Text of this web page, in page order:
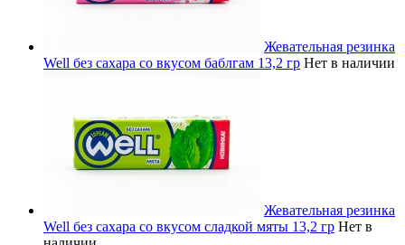
Жевательная резинка
Well без сахара со вкусом баблгам 13,2 гр Нет в наличии
Жевательная резинка
Well без сахара со вкусом сладкой мяты 13,2 гр Нет в